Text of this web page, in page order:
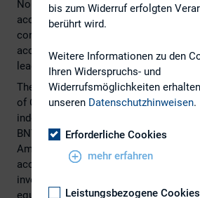
North American investors say they
access to non-North American
confidence or initiate a position in
according to a new study released by
leader in investment management
The survey, Insights into North
of Corporate Access, was conducted by
independent IR market intelligence
BNY Mellon in spring of 2014. It
American investment community
access to companies outside the U.S
investment firms with more than $3.1
equity assets under management took
bis zum Widerruf erfolgten
berührt wird.
Weitere Informationen zu den
Ihren Widerspruchs- und
Widerrufsmöglichkeiten
unseren Datenschutzhinweisen.
Erforderliche Cookies
mehr erfahren
Leistungsbezogene Cookies